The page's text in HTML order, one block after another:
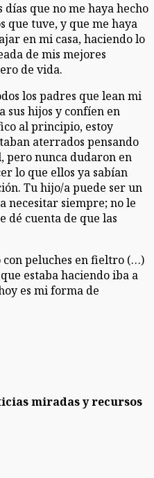
días que no me haya hecho
que tuve, y que me haya
en mi casa, haciendo lo
de mis mejores
de vida.
los padres que lean mi
sus hijos y confíen en
al principio, estoy
aterrados pensando
pero nunca dudaron en
lo que ellos ya sabían
Tu hijo/a puede ser un
necesitar siempre; no le
dé cuenta de que las
peluches en fieltro (…)
estaba haciendo iba a
es mi forma de
miradas y recursos